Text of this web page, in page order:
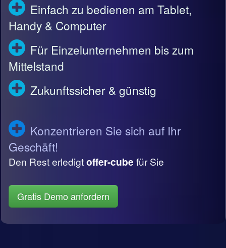
Einfach zu bedienen am Tablet,
Handy & Computer
Für Einzelunternehmen bis zum
Mittelstand
Zukunftssicher & günstig
Konzentrieren Sie sich auf Ihr
Geschäft!
Den Rest erledigtoffer-cube für Sie
Gratis Demo anfordern